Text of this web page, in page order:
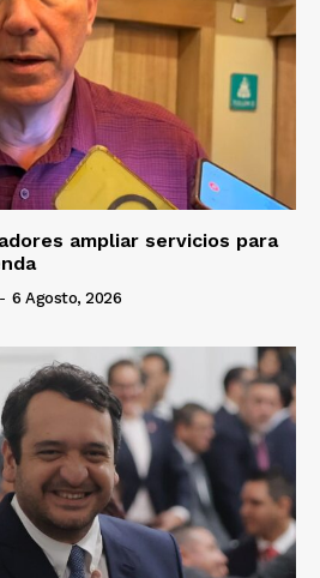
ampliar servicios para
- 6 Agosto, 2026